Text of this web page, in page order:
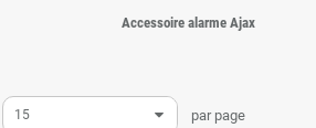
Accessoire alarme Ajax
15 par page